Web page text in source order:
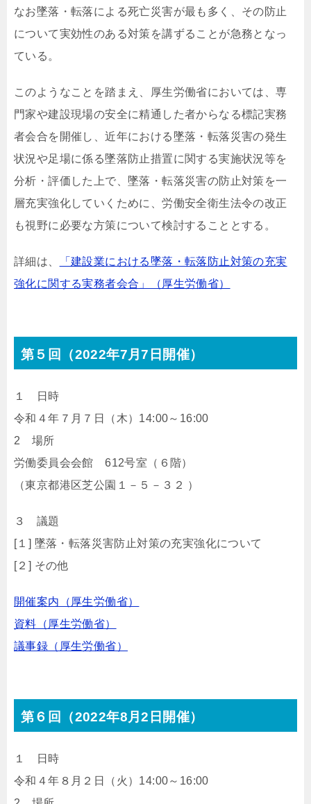
なお墜落・転落による死亡災害が最も多く、その防止
について実効性のある対策を講ずることが急務となっ
ている。
このようなことを踏まえ、厚生労働省においては、専
門家や建設現場の安全に精通した者からなる標記実務
者会合を開催し、近年における墜落・転落災害の発生
状況や足場に係る墜落防止措置に関する実施状況等を
分析・評価した上で、墜落・転落災害の防止対策を一
層充実強化していくために、労働安全衛生法令の改正
も視野に必要な方策について検討することとする。
詳細は、
「建設業における墜落・転落防止対策の充実
強化に関する実務者会合」（厚生労働省）
第５回（2022年7月7日開催）
１ 日時
令和４年７月７日（木）14:00～16:00
2 場所
労働委員会会館 612号室（６階）
（東京都港区芝公園１－５－３２ ）
３ 議題
[１] 墜落・転落災害防止対策の充実強化について
[２] その他
開催案内（厚生労働省）
資料（厚生労働省）
議事録（厚生労働省）
第６回（2022年8月2日開催）
１ 日時
令和４年８月２日（火）14:00～16:00